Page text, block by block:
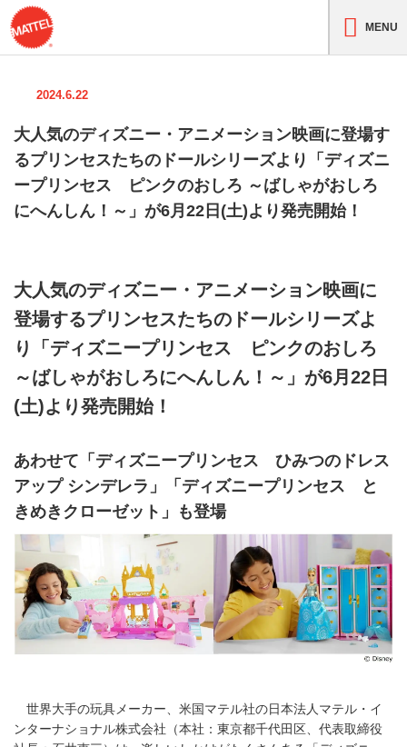
MENU
2024.6.22
大人気のディズニー・アニメーション映画に登場す
るプリンセスたちのドールシリーズより「ディズニ
ープリンセス ピンクのおしろ ～ばしゃがおしろ
にへんしん！～」が6月22日(土)より発売開始！
大人気のディズニー・アニメーション映画に
登場するプリンセスたちのドールシリーズよ
り「ディズニープリンセス ピンクのおしろ
～ばしゃがおしろにへんしん！～」が6月22日
(土)より発売開始！
あわせて「ディズニープリンセス ひみつのドレス
アップ シンデレラ」「ディズニープリンセス と
きめきクローゼット」も登場
世界大手の玩具メーカー、米国マテル社の日本法人マテル・イ
ンターナショナル株式会社（本社：東京都千代田区、代表取締役